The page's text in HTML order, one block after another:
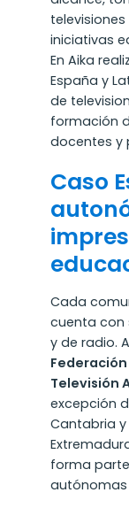
iniciativas
En Aika
España y
de
formación
docentes y
Caso
Cada
cuenta con
y de radio.
Televisión
excepción
Cantabria y
forma
autónomas